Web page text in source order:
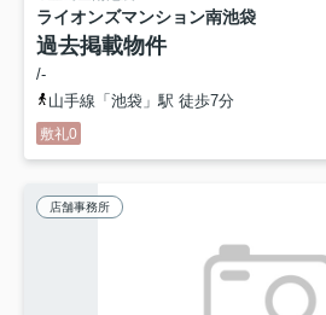
ライオンズマンション南池袋
過去掲載物件
/-
山手線「池袋」駅 徒歩7分
敷礼0
店舗事務所